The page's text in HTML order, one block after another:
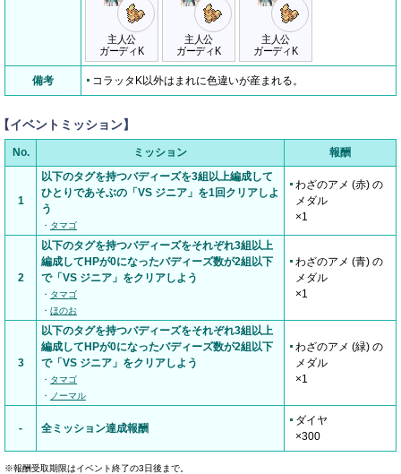
主人公
ガーディK
主人公
ガーディK
主人公
ガーディK
備考 コラッタK以外はまれに色違いが産まれる。
イベントミッション】
No. ミッション 報酬
1
以下のタグを持つバディーズを3組以上編成して
ひとりであそぶの「VS ジニア」を1回クリアしよ
う
・ タマゴ
わざのアメ (赤) の
メダル
×1
2
以下のタグを持つバディーズをそれぞれ3組以上
編成してHPが0になったバディーズ数が2組以下
で「VS ジニア」をクリアしよう
・ タマゴ
・ ほのお
わざのアメ (青) の
メダル
×1
3
以下のタグを持つバディーズをそれぞれ3組以上
編成してHPが0になったバディーズ数が2組以下
で「VS ジニア」をクリアしよう
・ タマゴ
・
ノーマル
わざのアメ (緑) の
メダル
×1
- 全ミッション達成報酬
ダイヤ
×300
※報酬受取期限はイベント終了の3日後まで。